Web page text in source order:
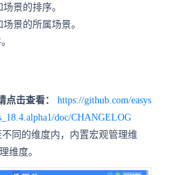
景的排序。
景的所属场景。
点击查看：
https://github.com/easys
doc/CHANGELOG
同的维度内，内置宏观管理维
维度。